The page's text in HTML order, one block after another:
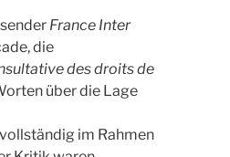
France Inter
, die
des droits de
über die Lage
im Rahmen